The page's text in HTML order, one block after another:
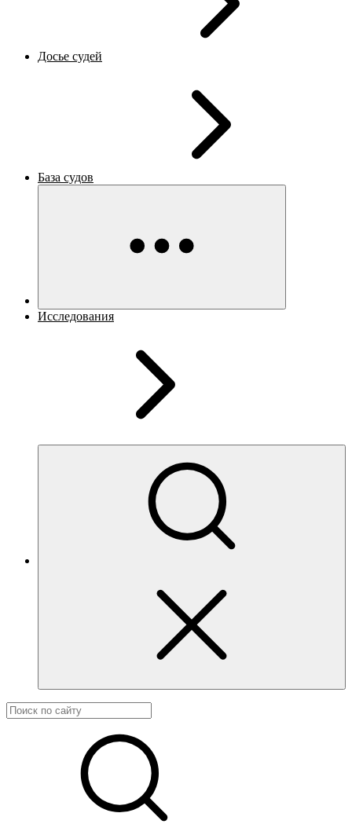
Досье судей
База судов
Исследования